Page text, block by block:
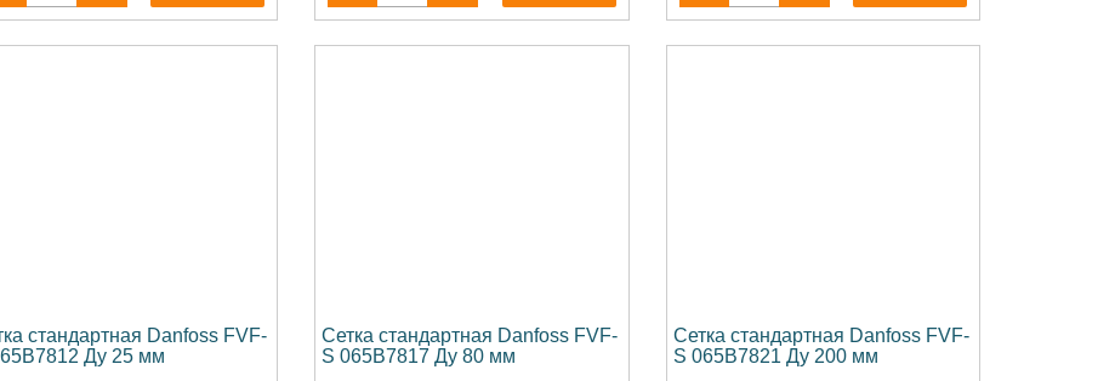
стандартная Danfoss FVF-
Ду 25 мм
Сетка стандартная Danfoss FVF-
S 065B7817 Ду 80 мм
Сетка стандартная Danfoss FVF-
S 065B7821 Ду 200 мм